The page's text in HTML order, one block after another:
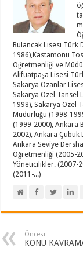
Bulancak Lisesi Türk
1986),Kastamonu
Öğretmenliği ve
Alifuatpaşa Lisesi
Sakarya Ozanlar
Sakarya Özel Tansel
1998), Sakarya Özel
Müdürlüğü (1998-
(1999-2000), Ankara
2002), Ankara Çubuk
Ankara Seviye
Öğretmenliği (2005-
Yöneticilikler. (2007-
(2011-...)
Öncesi
KONU